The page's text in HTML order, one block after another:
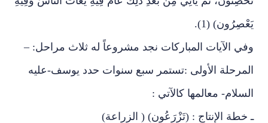
يَعْصِرُون) (1).
وفي الآيات المباركات نجد مشروعاً له ثلاث مراحل: –
المرحلة الأولى :تستمر سبع سنوات حدد يوسف-عليه
السلام- معالمها كالآتي :
ـ خطة الإنتاج : (تَزْرَعُون) ( الزراعة)